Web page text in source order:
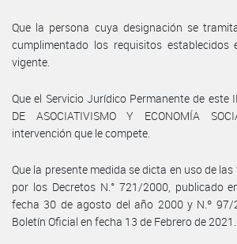
Que la persona cuya designación se
cumplimentado los requisitos establecidos
vigente.
Que el Servicio Jurídico Permanente de este
DE ASOCIATIVISMO Y ECONOMÍA
intervención que le compete.
Que la presente medida se dicta en uso de
por los Decretos N.° 721/2000, publicado
fecha 30 de agosto del año 2000 y N.º 97/
Boletín Oficial en fecha 13 de Febrero de 2021.